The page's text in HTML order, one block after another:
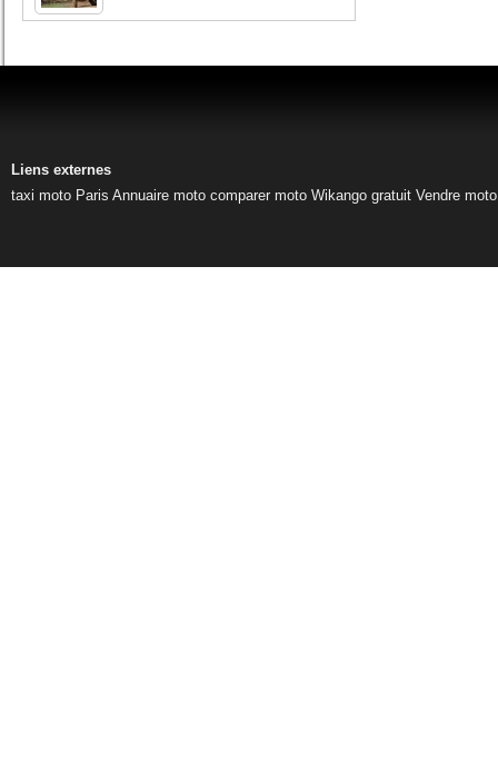
Liens externes
taxi moto Paris Annuaire moto comparer moto Wikango gratuit Vendre moto